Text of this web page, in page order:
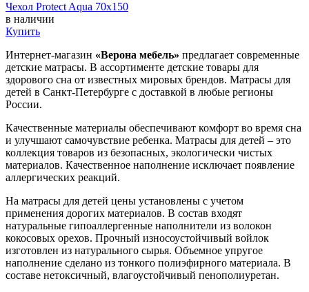
Чехол Protect Aqua 70х150
в наличии
Купить
Интернет-магазин «Верона мебель» предлагает современные
детские матрасы. В ассортименте детские товары для
здорового сна от известных мировых брендов. Матрасы для
детей в Санкт-Петербурге с доставкой в любые регионы
России.
Качественные материалы обеспечивают комфорт во время сна
и улучшают самочувствие ребенка. Матрасы для детей – это
коллекция товаров из безопасных, экологически чистых
материалов. Качественное наполнение исключает появление
аллергических реакций.
На матрасы для детей цены установлены с учетом
применения дорогих материалов. В состав входят
натуральные гипоаллергенные наполнители из волокон
кокосовых орехов. Прочный износоустойчивый войлок
изготовлен из натурального сырья. Объемное упругое
наполнение сделано из тонкого полиэфирного материала. В
составе нетоксичный, влагоустойчивый пенополиуретан.